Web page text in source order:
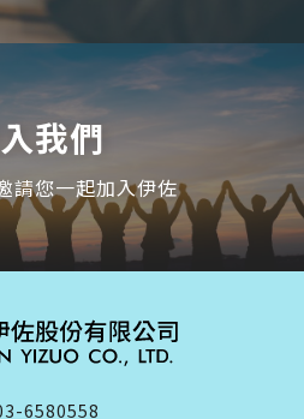
我們
請您一起加入伊佐
6580558